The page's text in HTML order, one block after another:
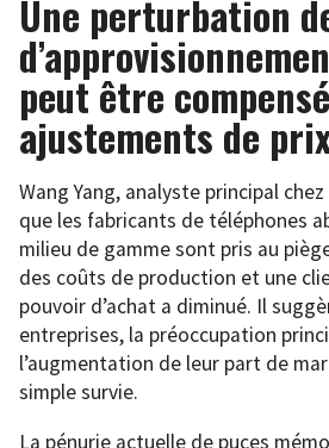
Une perturbation
peut être
ajustements de
Wang Yang, analyste principal
que les fabricants de téléphones
milieu de gamme sont pris au
des coûts de production et une
pouvoir d’achat a diminué. Il
entreprises, la préoccupation
l’augmentation de leur part de
simple survie.
La pénurie actuelle de puces